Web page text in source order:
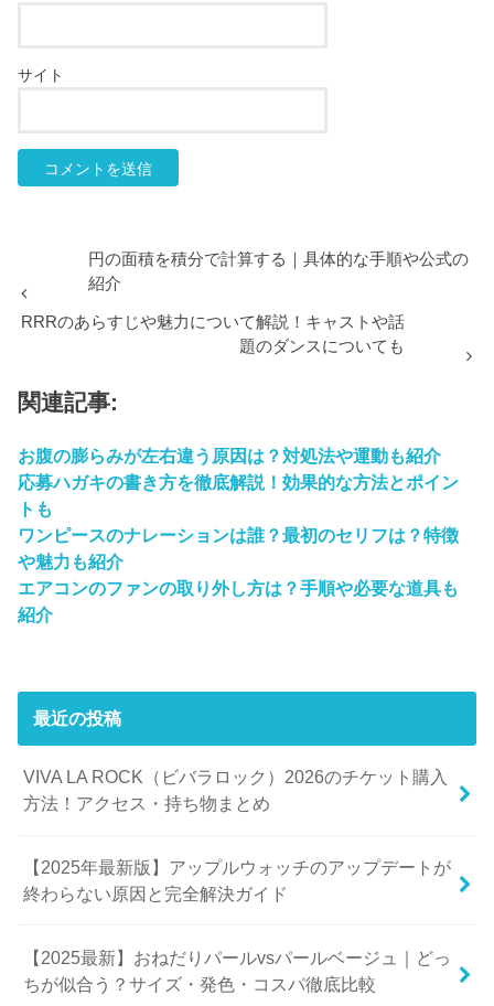
サイト
円の面積を積分で計算する｜具体的な手順や公式の
紹介
RRRのあらすじや魅力について解説！キャストや話
題のダンスについても
関連記事:
お腹の膨らみが左右違う原因は？対処法や運動も紹介
応募ハガキの書き方を徹底解説！効果的な方法とポイン
トも
ワンピースのナレーションは誰？最初のセリフは？特徴
や魅力も紹介
エアコンのファンの取り外し方は？手順や必要な道具も
紹介
最近の投稿
VIVA LA ROCK（ビバラロック）2026のチケット購入
方法！アクセス・持ち物まとめ
【2025年最新版】アップルウォッチのアップデートが
終わらない原因と完全解決ガイド
【2025最新】おねだりパールvsパールベージュ｜どっ
ちが似合う？サイズ・発色・コスパ徹底比較